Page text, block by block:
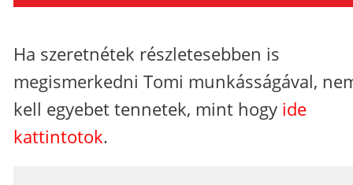
Ha szeretnétek részletesebben is
megismerkedni Tomi munkásságával,
kell egyebet tennetek, mint hogy ide
kattintotok.